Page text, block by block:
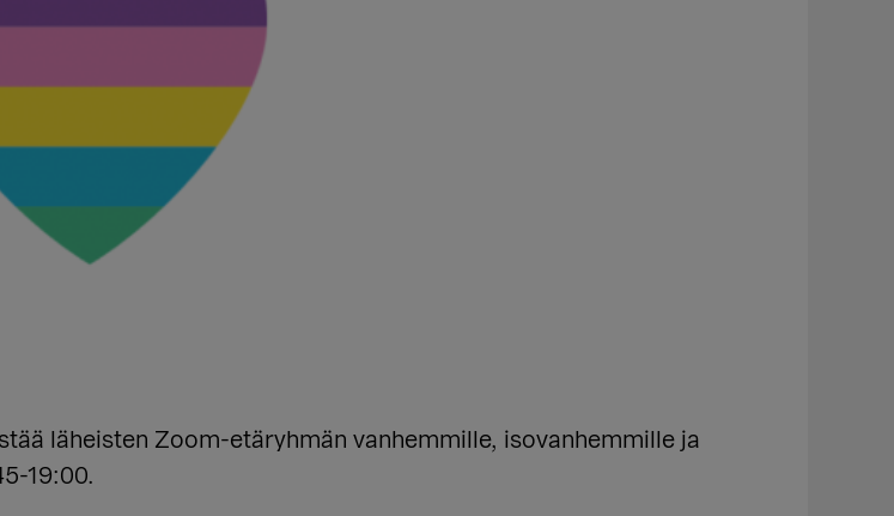
läheisten Zoom-etäryhmän vanhemmille, isovanhemmille ja
19:00.